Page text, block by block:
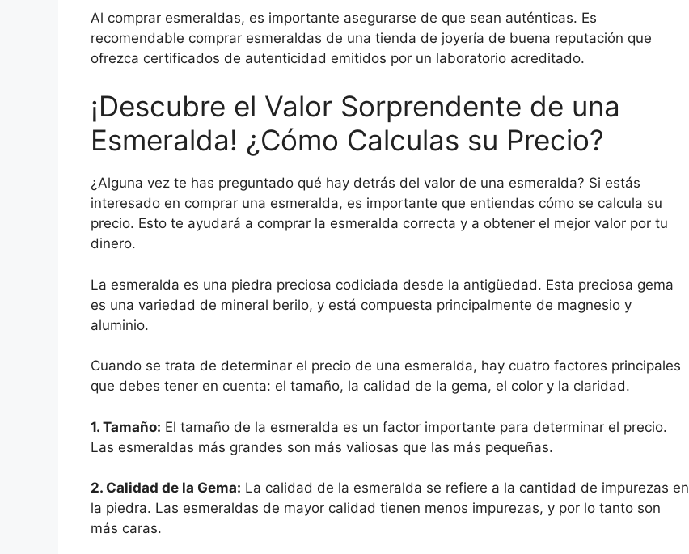
Al comprar esmeraldas, es importante asegurarse de que sean auténticas. Es
recomendable comprar esmeraldas de una tienda de joyería de buena reputación que
ofrezca certificados de autenticidad emitidos por un laboratorio acreditado.
¡Descubre el Valor Sorprendente de una
Esmeralda! ¿Cómo Calculas su Precio?
¿Alguna vez te has preguntado qué hay detrás del valor de una esmeralda? Si estás
interesado en comprar una esmeralda, es importante que entiendas cómo se calcula su
precio. Esto te ayudará a comprar la esmeralda correcta y a obtener el mejor valor por tu
dinero.
La esmeralda es una piedra preciosa codiciada desde la antigüedad. Esta preciosa gema
es una variedad de mineral berilo, y está compuesta principalmente de magnesio y
aluminio.
Cuando se trata de determinar el precio de una esmeralda, hay cuatro factores principales
que debes tener en cuenta: el tamaño, la calidad de la gema, el color y la claridad.
1. Tamaño: El tamaño de la esmeralda es un factor importante para determinar el precio.
Las esmeraldas más grandes son más valiosas que las más pequeñas.
2. Calidad de la Gema: La calidad de la esmeralda se refiere a la cantidad de impurezas en
la piedra. Las esmeraldas de mayor calidad tienen menos impurezas, y por lo tanto son
más caras.